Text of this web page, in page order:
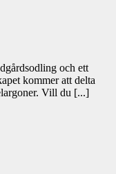
och ett
kommer att delta
Vill du [...]